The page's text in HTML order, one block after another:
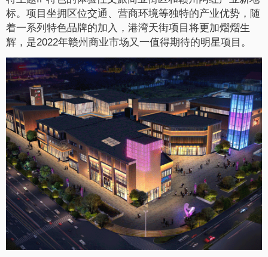
标。项目坐拥区位交通、营商环境等独特的产业优势，随
着一系列特色品牌的加入，港湾天街项目将更加熠熠生
辉，是2022年赣州商业市场又一值得期待的明星项目。